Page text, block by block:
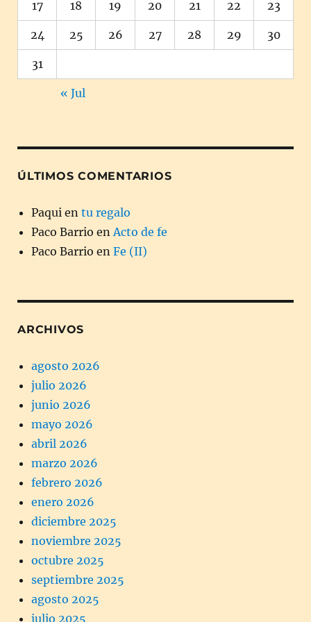
17 18 19 20 21 22 23
24 25 26 27 28 29 30
31
« Jul
ÚLTIMOS COMENTARIOS
Paqui en tu regalo
Paco Barrio en Acto de fe
Paco Barrio en Fe (II)
ARCHIVOS
agosto 2026
julio 2026
junio 2026
mayo 2026
abril 2026
marzo 2026
febrero 2026
enero 2026
diciembre 2025
noviembre 2025
octubre 2025
septiembre 2025
agosto 2025
julio 2025